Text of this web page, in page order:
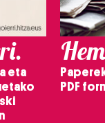
eta
PDF